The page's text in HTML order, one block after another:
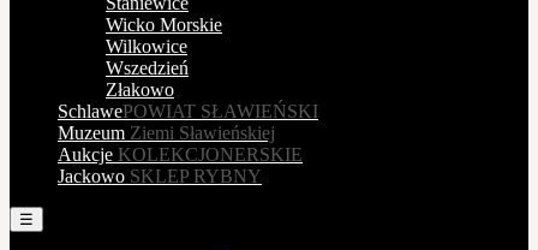
Wicko Morskie
Wilkowice
Wszedzień
Złakowo
SchlawePOWIAT SŁAWIEŃSKI
Muzeum Ziemi Sławieńskiej
Aukcje KOLEKCJONERSKIE
Jackowo SKLEP RYBNY
☰